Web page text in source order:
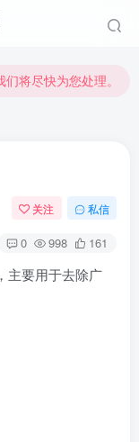
们将尽快为您处理。
将尽快为您处理。
关注 私信
0 998 161
主要用于去除广